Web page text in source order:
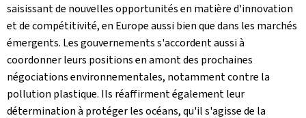
saisissant de nouvelles opportunités en matière d'innovation
et de compétitivité, en Europe aussi bien que dans les marchés
émergents. Les gouvernements s'accordent aussi à
coordonner leurs positions en amont des prochaines
négociations environnementales, notamment contre la
pollution plastique. Ils réaffirment également leur
détermination à protéger les océans, qu'il s'agisse de la